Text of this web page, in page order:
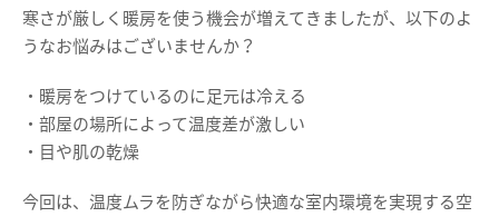
寒さが厳しく暖房を使う機会が増えてきましたが、以下のよ
うなお悩みはございませんか？
・暖房をつけているのに足元は冷える
・部屋の場所によって温度差が激しい
・目や肌の乾燥
今回は、温度ムラを防ぎながら快適な室内環境を実現する空